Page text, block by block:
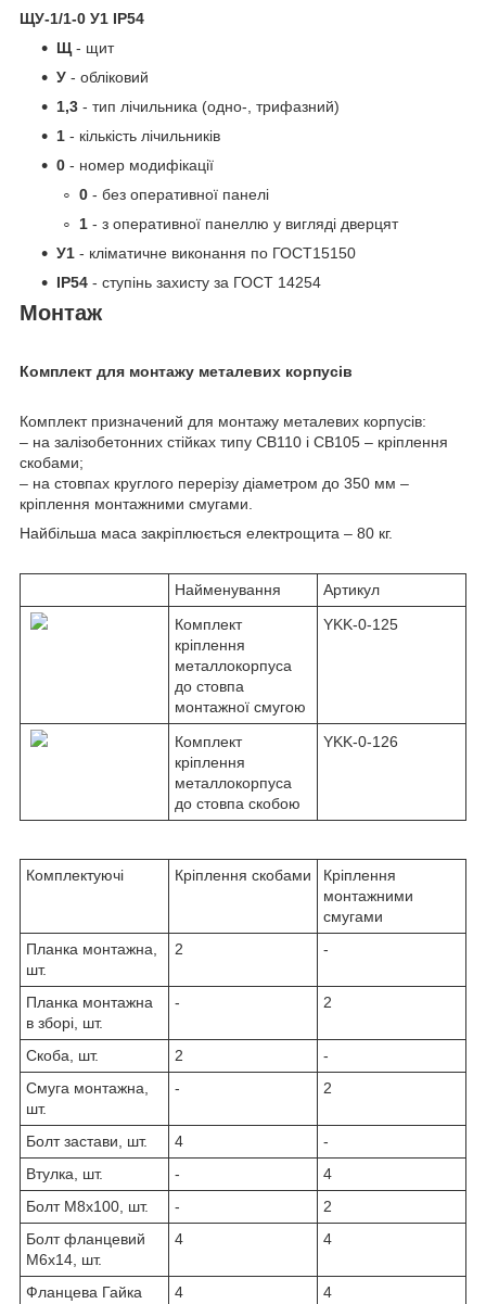
ЩУ-1/1-0 У1 IP54
Щ- щит
У - обліковий
1,3 - тип лічильника (одно-, трифазний)
1 - кількість лічильників
0 - номер модифікації
0 - без оперативної панелі
1 - з оперативної панеллю у вигляді дверцят
У1 - кліматичне виконання по ГОСТ15150
IP54 - ступінь захисту за ГОСТ 14254
Монтаж
Комплект для монтажу металевих корпусів
Комплект призначений для монтажу металевих корпусів:
– на залізобетонних стійках типу СВ110 і СВ105 – кріплення
скобами;
– на стовпах круглого перерізу діаметром до 350 мм –
кріплення монтажними смугами.
Найбільша маса закріплюється електрощита – 80 кг.
Найменування
Артикул
Комплект
кріплення
металлокорпуса
до стовпа
монтажної смугою
YKK-0-125
Комплект
кріплення
металлокорпуса
до стовпа скобою
YKK-0-126
Комплектуючі Кріплення скобами
Кріплення
монтажними
смугами
Планка монтажна,
шт.
2 -
Планка монтажна
в зборі, шт.
- 2
Скоба, шт. 2
-
Смуга монтажна,
шт.
- 2
Болт застави, шт. 4
-
Втулка, шт.
-
4
Болт М8х100, шт.
-
2
Болт фланцевий
М6х14, шт.
4 4
Фланцева Гайка 4 4